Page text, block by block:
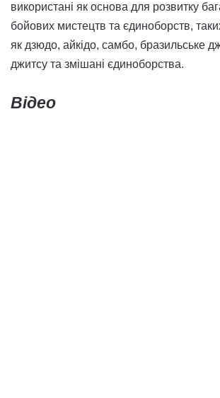
використані як основа для розвитку
бойових мистецтв та єдиноборств,
як дзюдо, айкідо, самбо, бразильське
джитсу та змішані єдиноборства.
Відео